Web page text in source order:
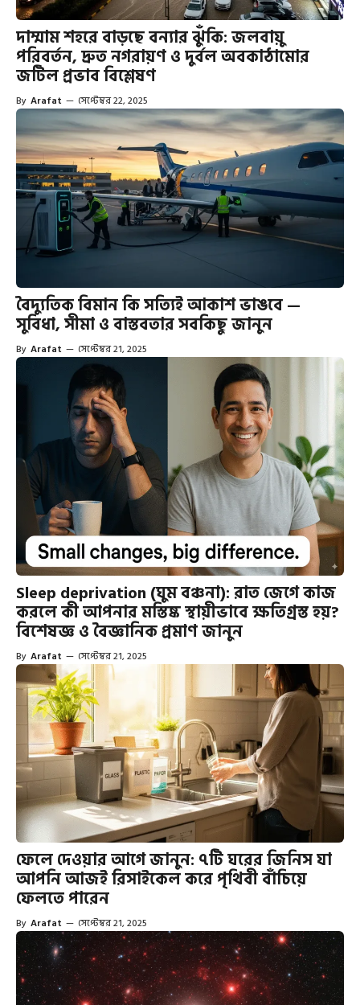
দাম্মাম শহরে বাড়ছে বন্যার ঝুঁকি: জলবায়ু
পরিবর্তন, দ্রুত নগরায়ণ ও দুর্বল অবকাঠামোর
জটিল প্রভাব বিশ্লেষণ
By Arafat — সেপ্টেম্বর 22, 2025
বৈদ্যুতিক বিমান কি সত্যিই আকাশ ভাঙবে —
সুবিধা, সীমা ও বাস্তবতার সবকিছু জানুন
By Arafat — সেপ্টেম্বর 21, 2025
Sleep deprivation (ঘুম বঞ্চনা): রাত জেগে কাজ
করলে কী আপনার মস্তিষ্ক স্থায়ীভাবে ক্ষতিগ্রস্ত হয়?
বিশেষজ্ঞ ও বৈজ্ঞানিক প্রমাণ জানুন
By Arafat — সেপ্টেম্বর 21, 2025
ফেলে দেওয়ার আগে জানুন: ৭টি ঘরের জিনিস যা
আপনি আজই রিসাইকেল করে পৃথিবী বাঁচিয়ে
ফেলতে পারেন
By Arafat — সেপ্টেম্বর 21, 2025